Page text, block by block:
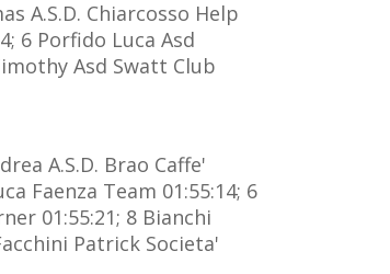
A.S.D. Chiarcosso Help
6 Porfido Luca Asd
Asd Swatt Club
A.S.D. Brao Caffe'
Faenza Team 01:55:14; 6
01:55:21; 8 Bianchi
Patrick Societa'